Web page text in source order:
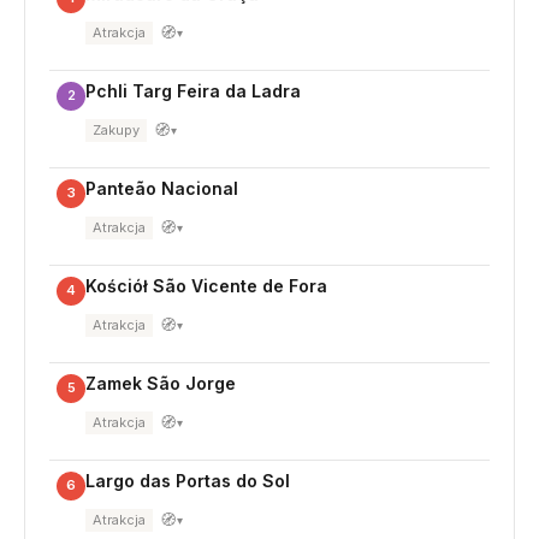
Atrakcja 🧭▾
2 Pchli Targ Feira da Ladra
Zakupy 🧭▾
3 Panteão Nacional
Atrakcja 🧭▾
4 Kościół São Vicente de Fora
Atrakcja 🧭▾
5 Zamek São Jorge
Atrakcja 🧭▾
6 Largo das Portas do Sol
Atrakcja 🧭▾